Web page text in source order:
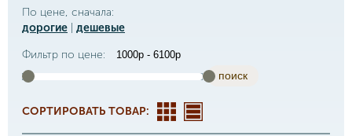
По цене, сначала:
дорогие
дешевые
Фильтр по цене:
поиск
СОРТИРОВАТЬ ТОВАР: